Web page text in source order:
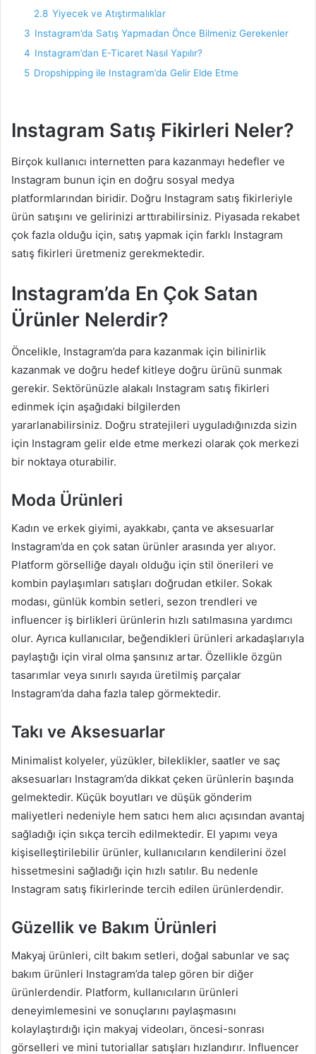
2.8 Yiyecek ve Atıştırmalıklar
3 Instagram’da Satış Yapmadan Önce Bilmeniz Gerekenler
4 Instagram’dan E-Ticaret Nasıl Yapılır?
5 Dropshipping ile Instagram’da Gelir Elde Etme
Instagram Satış Fikirleri Neler?
Birçok kullanıcı internetten para kazanmayı hedefler ve
Instagram bunun için en doğru sosyal medya
platformlarından biridir. Doğru Instagram satış fikirleriyle
ürün satışını ve gelirinizi arttırabilirsiniz. Piyasada rekabet
çok fazla olduğu için, satış yapmak için farklı Instagram
satış fikirleri üretmeniz gerekmektedir.
Instagram’da En Çok Satan
Ürünler Nelerdir?
Öncelikle, Instagram’da para kazanmak için bilinirlik
kazanmak ve doğru hedef kitleye doğru ürünü sunmak
gerekir. Sektörünüzle alakalı Instagram satış fikirleri
edinmek için aşağıdaki bilgilerden
yararlanabilirsiniz. Doğru stratejileri uyguladığınızda sizin
için Instagram gelir elde etme merkezi olarak çok merkezi
bir noktaya oturabilir.
Moda Ürünleri
Kadın ve erkek giyimi, ayakkabı, çanta ve aksesuarlar
Instagram’da en çok satan ürünler arasında yer alıyor.
Platform görselliğe dayalı olduğu için stil önerileri ve
kombin paylaşımları satışları doğrudan etkiler. Sokak
modası, günlük kombin setleri, sezon trendleri ve
influencer iş birlikleri ürünlerin hızlı satılmasına yardımcı
olur. Ayrıca kullanıcılar, beğendikleri ürünleri arkadaşlarıyla
paylaştığı için viral olma şansınız artar. Özellikle özgün
tasarımlar veya sınırlı sayıda üretilmiş parçalar
Instagram’da daha fazla talep görmektedir.
Takı ve Aksesuarlar
Minimalist kolyeler, yüzükler, bileklikler, saatler ve saç
aksesuarları Instagram’da dikkat çeken ürünlerin başında
gelmektedir. Küçük boyutları ve düşük gönderim
maliyetleri nedeniyle hem satıcı hem alıcı açısından avantaj
sağladığı için sıkça tercih edilmektedir. El yapımı veya
kişiselleştirilebilir ürünler, kullanıcıların kendilerini özel
hissetmesini sağladığı için hızlı satılır. Bu nedenle
Instagram satış fikirlerinde tercih edilen ürünlerdendir.
Güzellik ve Bakım Ürünleri
Makyaj ürünleri, cilt bakım setleri, doğal sabunlar ve saç
bakım ürünleri Instagram’da talep gören bir diğer
ürünlerdendir. Platform, kullanıcıların ürünleri
deneyimlemesini ve sonuçlarını paylaşmasını
kolaylaştırdığı için makyaj videoları, öncesi-sonrası
görselleri ve mini tutoriallar satışları hızlandırır. Influencer